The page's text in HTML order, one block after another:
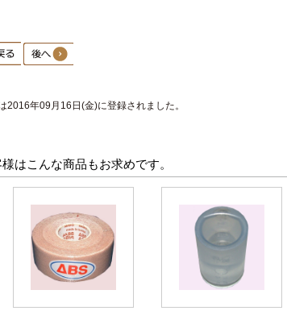
2016年09月16日(金)に登録されました。
はこんな商品もお求めです。